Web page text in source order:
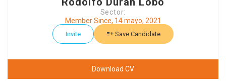
Sector:
Member Since, 14 mayo, 2021
Invite Save Candidate
Download CV